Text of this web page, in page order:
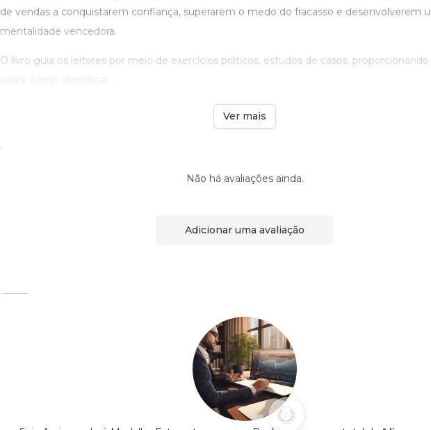
de vendas a conquistarem confiança, superarem o medo do fracasso e desenvolverem
mentalidade vencedora.
O livro guia os leitores por meio de exercícios práticos, estudos de casos,
sobre como identificar ...
Ver mais
Não há avaliações ainda.
Adicionar uma avaliação